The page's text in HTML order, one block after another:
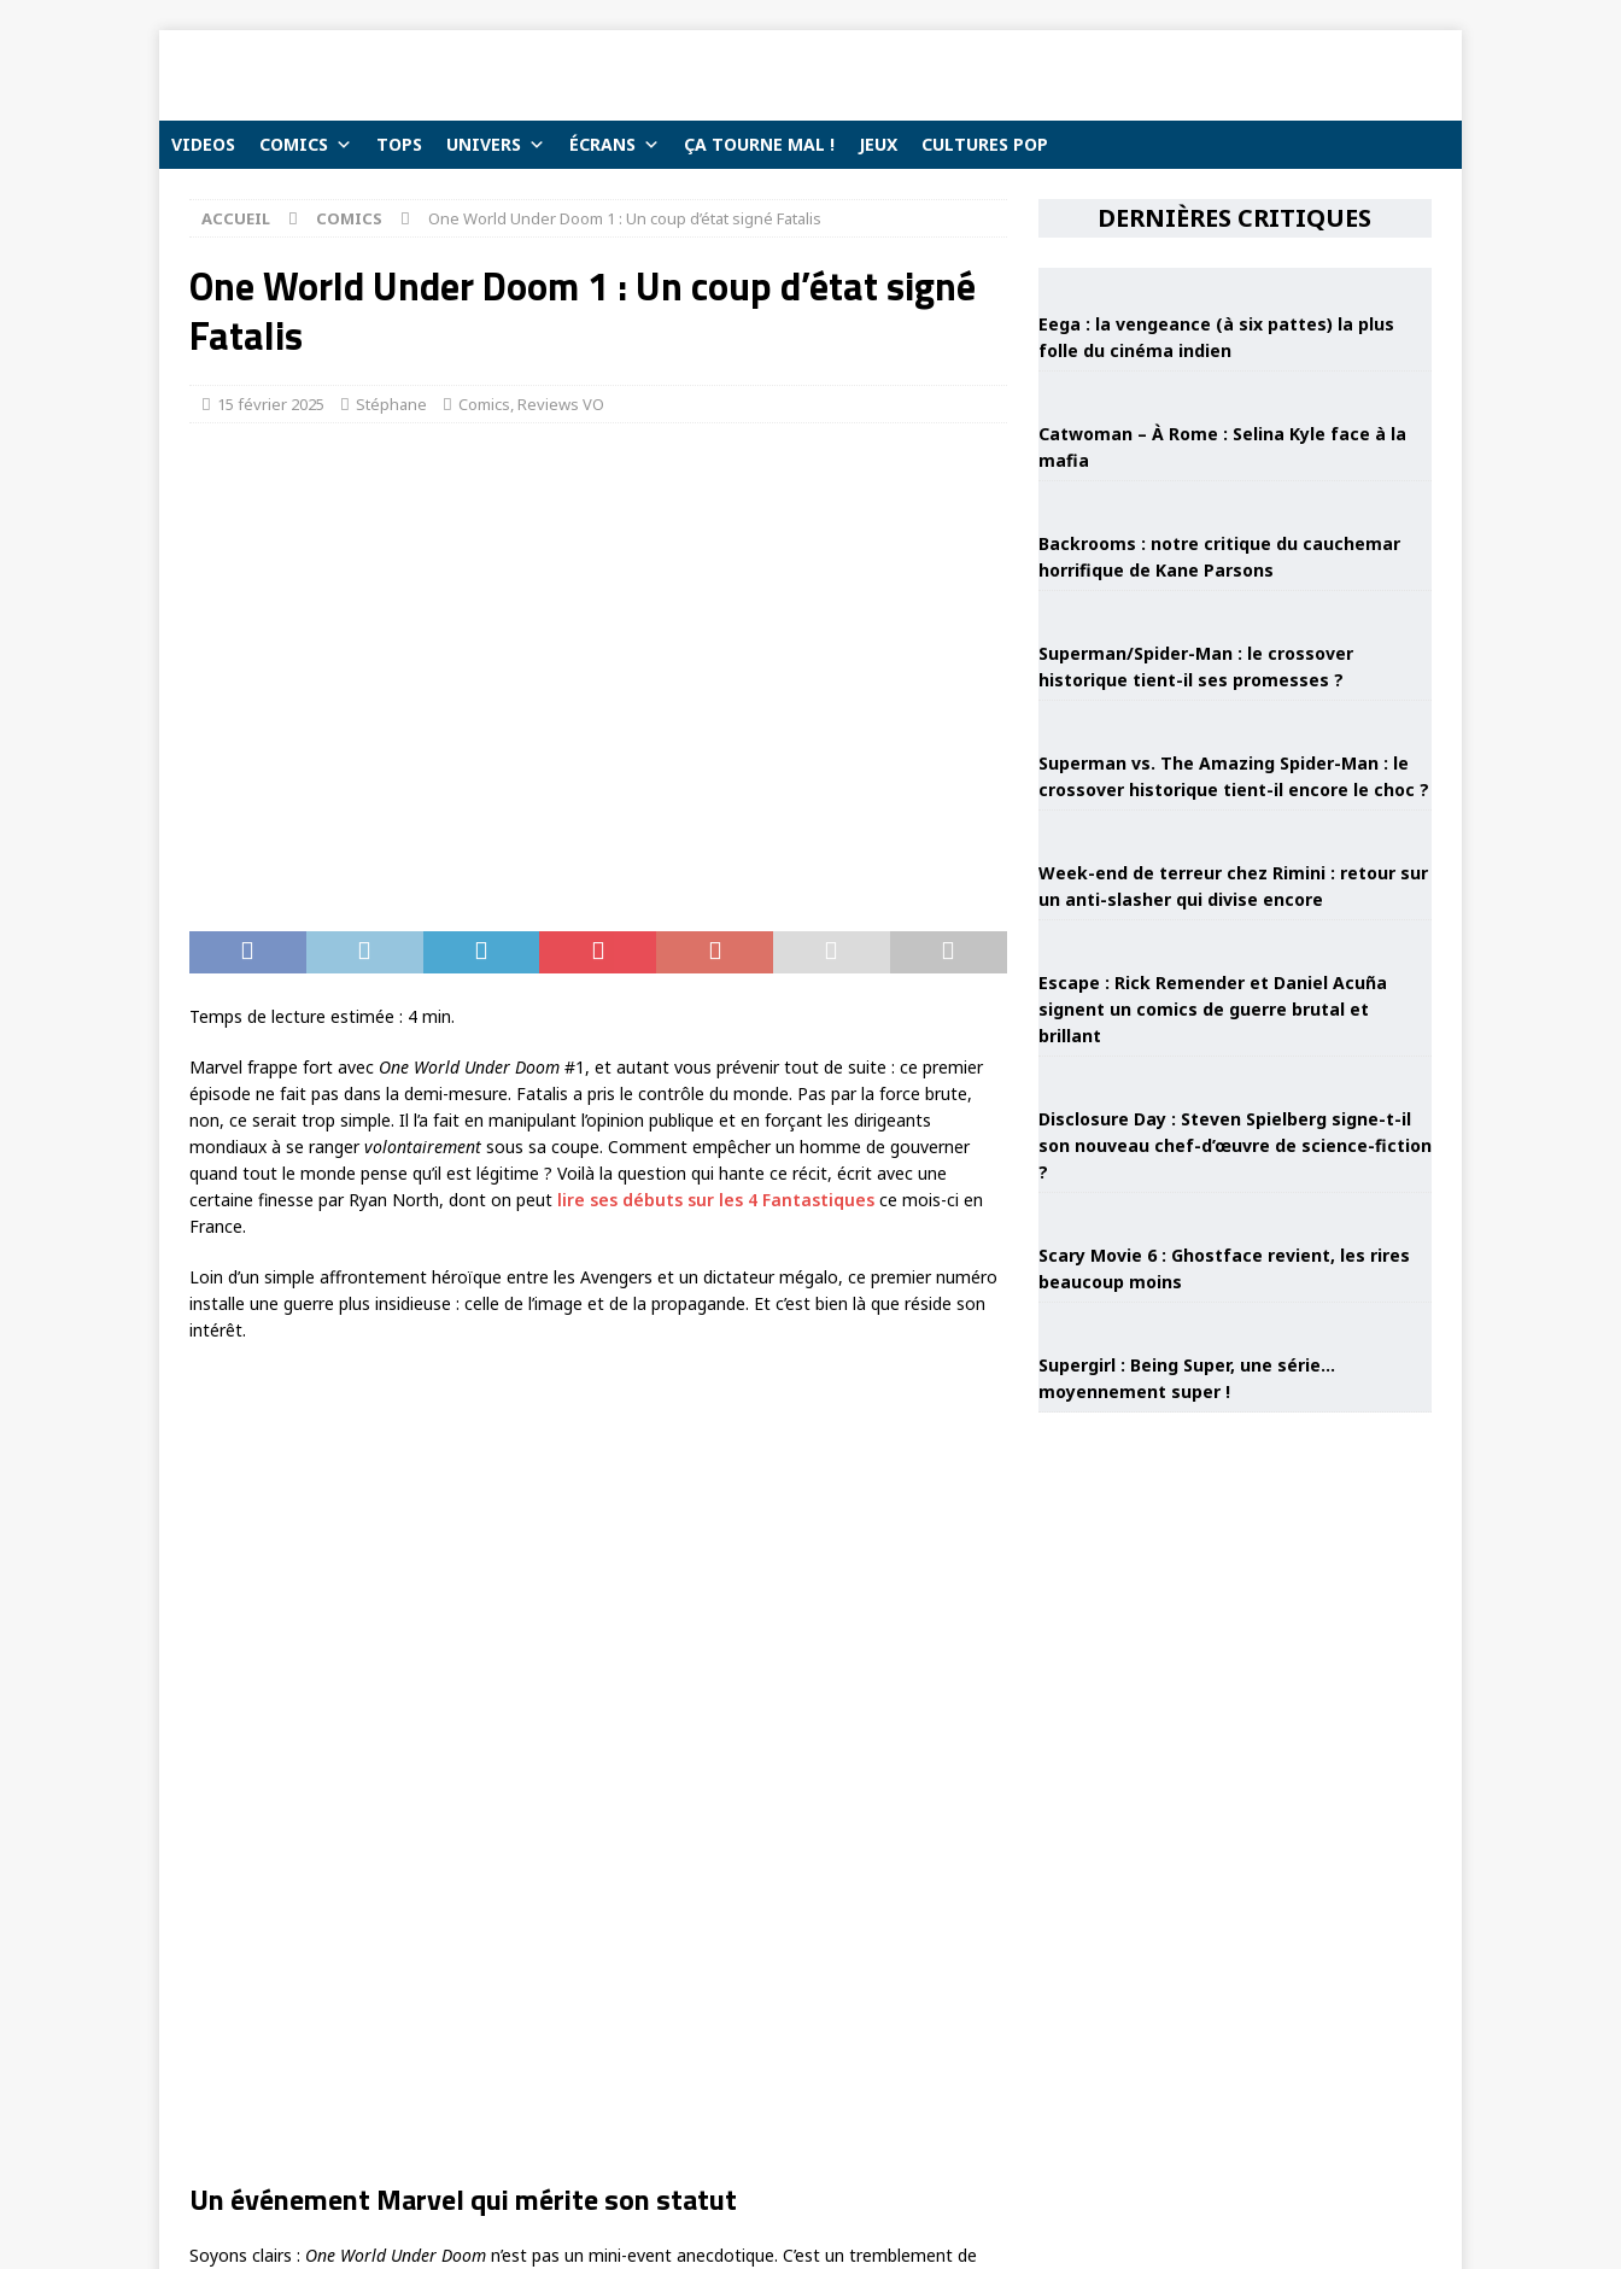
VIDEOS COMICS TOPS UNIVERS ÉCRANS ÇA TOURNE MAL ! JEUX CULTURES POP
ACCUEIL COMICS One World Under Doom 1 : Un coup d’état signé Fatalis
One World Under Doom 1 : Un coup d’état signé
Fatalis
15 février 2025 Stéphane Comics, Reviews VO
Temps de lecture estimée : 4 min.
Marvel frappe fort avec One World Under Doom #1, et autant vous prévenir tout de suite : ce premier
épisode ne fait pas dans la demi-mesure. Fatalis a pris le contrôle du monde. Pas par la force brute,
non, ce serait trop simple. Il l’a fait en manipulant l’opinion publique et en forçant les dirigeants
mondiaux à se rangervolontairement sous sa coupe. Comment empêcher un homme de gouverner
quand tout le monde pense qu’il est légitime ? Voilà la question qui hante ce récit, écrit avec une
certaine finesse par Ryan North, dont on peut lire ses débuts sur les 4 Fantastiques ce mois-ci en
France.
Loin d’un simple affrontement héroïque entre les Avengers et un dictateur mégalo, ce premier numéro
installe une guerre plus insidieuse : celle de l’image et de la propagande. Et c’est bien là que réside son
intérêt.
Un événement Marvel qui mérite son statut
Soyons clairs : One World Under Doom n’est pas un mini-event anecdotique. C’est un tremblement de
DERNIÈRES CRITIQUES
Eega : la vengeance (à six pattes) la plus
folle du cinéma indien
Catwoman – À Rome : Selina Kyle face à la
mafia
Backrooms : notre critique du cauchemar
horrifique de Kane Parsons
Superman/Spider-Man : le crossover
historique tient-il ses promesses ?
Superman vs. The Amazing Spider-Man : le
crossover historique tient-il encore le choc ?
Week-end de terreur chez Rimini : retour sur
un anti-slasher qui divise encore
Escape : Rick Remender et Daniel Acuña
signent un comics de guerre brutal et
brillant
Disclosure Day : Steven Spielberg signe-t-il
son nouveau chef-d’œuvre de science-fiction
?
Scary Movie 6 : Ghostface revient, les rires
beaucoup moins
Supergirl : Being Super, une série…
moyennement super !